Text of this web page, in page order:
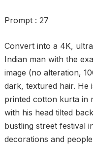
Prompt : 27
Convert into a 4K,
Indian man with the
image (no alteration,
dark, textured hair. He
printed cotton kurta in
with his head tilted
bustling street festival
decorations and